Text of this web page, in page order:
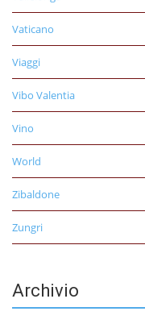
Vaticano
Viaggi
Vibo Valentia
Vino
World
Zibaldone
Zungri
Archivio